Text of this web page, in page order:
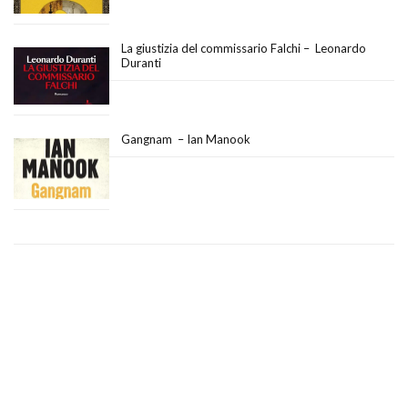
La giustizia del commissario Falchi – Leonardo
Duranti
Gangnam – Ian Manook